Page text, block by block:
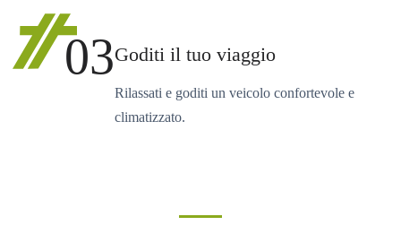
03Goditi il tuo viaggio
Rilassati e goditi un veicolo confortevole e
climatizzato.